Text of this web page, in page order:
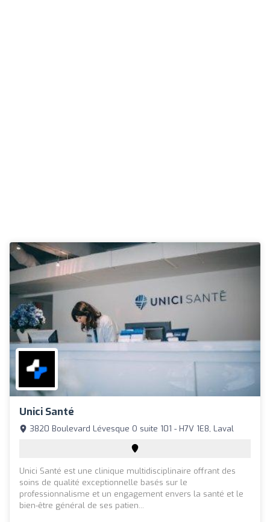
Unici Santé
3820 Boulevard Lévesque O suite 101 - H7V 1E8, Laval
Unici Santé est une clinique multidisciplinaire offrant des
soins de qualité exceptionnelle basés sur le
professionnalisme et un engagement envers la santé et le
bien-être général de ses patien...